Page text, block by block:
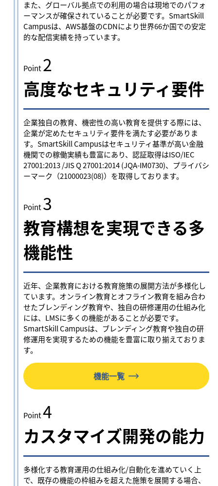
また、グローバル拠点での利用の場合は現地でのパフォ
ーマンスが確保されていることが必要です。SmartSkill
Campusは、AWS基盤のCDNにより世界66か国での安定
的な配信実績を持っています。
Point2
高度なセキュリティ要件
企業独自の教育、機密性の高い教育を提供する際には、
企業が定めたセキュリティ要件を満たす必要がありま
す。SmartSkill Campusはセキュリティ基準が高い金融
機関での稼働実績も豊富にあり、認証取得はISO/IEC
27001:2013 /JIS Q 27001:2014 (JQA-IM0730)、プライバシ
ーマーク（21000023(08)）を取得しております。
Point3
教育構想を実現できる多
機能性
近年、企業教育における教育施策の展開方法が多様化し
ています。オンライン教育とオフライン教育を組み合わ
せたブレンディング教育や、独自の研修運用の仕組み化
には、LMSに多くの機能があることが必要です。
SmartSkill Campusは、ブレンディング教育や独自の研
修運用を実現するための機能を豊富に取り揃えておりま
す。
機能一覧
Point4
カスタマイズ開発の能力
多様化する教育運用の仕組み化/自動化を進めていく上
で、既存の機能の枠組みを超えた施策を展開する場合、